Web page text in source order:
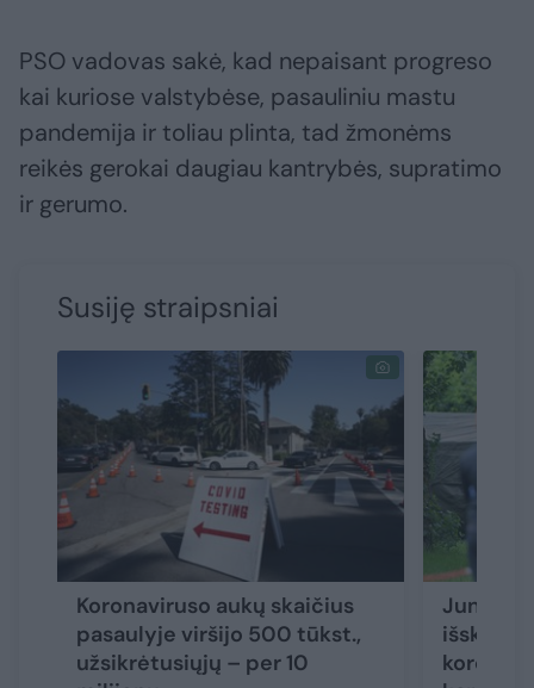
PSO vadovas sakė, kad nepaisant progreso
kai kuriose valstybėse, pasauliniu mastu
pandemija ir toliau plinta, tad žmonėms
reikės gerokai daugiau kantrybės, supratimo
ir gerumo.
Susiję straipsniai
Koronaviruso aukų skaičius
pasaulyje viršijo 500 tūkst.,
užsikrėtusiųjų – per 10
išskirtinį